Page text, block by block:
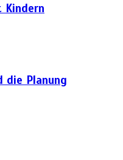
Kindern
die Planung